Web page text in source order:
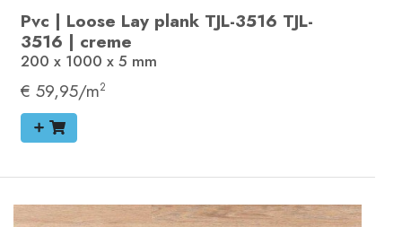
Pvc | Loose Lay plank TJL-3516 TJL-
3516 | creme
200 x 1000 x 5 mm
€ 59,95/m2